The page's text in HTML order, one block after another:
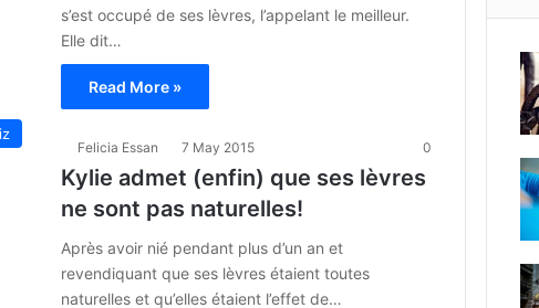
s’est occupé de ses lèvres, l’appelant le meilleur.
Elle dit…
Read More »
Felicia Essan 7 May 2015 0
Kylie admet (enfin) que ses lèvres
ne sont pas naturelles!
Après avoir nié pendant plus d’un an et
revendiquant que ses lèvres étaient toutes
naturelles et qu’elles étaient l’effet de…